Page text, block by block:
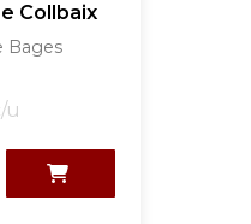
Collbaix
Bages
u